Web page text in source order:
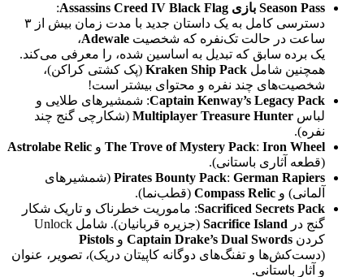
Season Pass بازی Assassins Creed IV Black Flag
:
دسترسی کامل به یک داستان جدید با مدت زمان بیش از ۳
ساعت در حالت تک‌نفره که شخصیت Adewale،
یک برده سابق که تبدیل به اساسین شده، را معرفی می‌کند.
همچنین شامل Kraken Ship Pack (پک کشتی کراکن)،
شخصیت‌های چند نفره و محتوای بیشتر است!
Captain Kenway’s Legacy Pack: شمشیرهای طلایی و
لباس Multiplayer Treasure Hunter (شکارچی گنج چند
نفره).
The Trove of Mystery Pack: Iron Wheel و Astrolabe Relic
(قطعه آثاری باستانی).
Pirates Bounty Pack: German Rapiers
(شمشیرهای
آلمانی) و Compass Relic (قطب‌نما).
Sacrificed Secrets Pack: ماموریت خطرناک و تاریک شکار
گنج در Sacrifice Island
(جزیره قربانیان). شامل Unlock
کردن Captain Drake’s Dual Swords و Pistols
(دست‌کش‌ها و تفنگ‌های دوگانه کاپیتان دریک)، تصویر، عنوان
و آثار باستانی.